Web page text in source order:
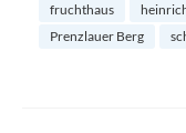
fruchthaus
Prenzlauer Berg